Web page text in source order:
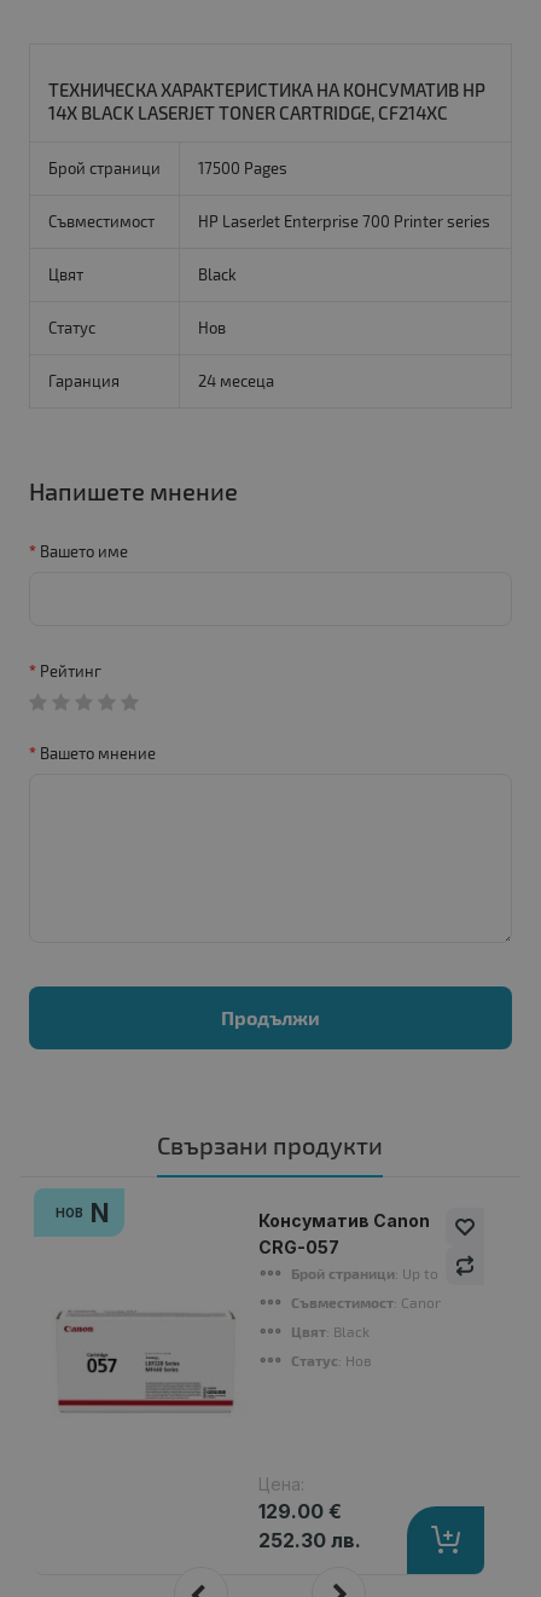
ТЕХНИЧЕСКА ХАРАКТЕРИСТИКА НА КОНСУМАТИВ HP
14X BLACK LASERJET TONER CARTRIDGE, CF214XC
Брой страници 17500 Pages
Съвместимост HP LaserJet Enterprise 700 Printer series
Цвят Black
Статус Нов
Гаранция 24 месеца
Напишете мнение
Вашето име
Рейтинг
Вашето мнение
Продължи
Свързани продукти
НОВ N
Консуматив Canon
CRG-057
Брой страници: Up to 3 100 pages
Съвместимост: Canon i-SENSYS
Цвят: Black
Статус: Нов
Цена:
129.00 €
252.30 лв.